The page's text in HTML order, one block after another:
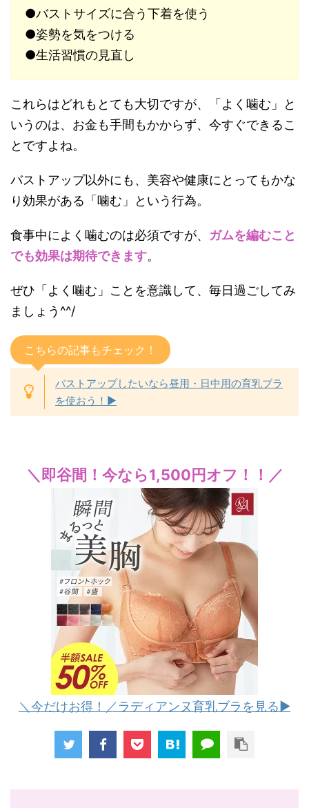
●バストサイズに合う下着を使う
●姿勢を気をつける
●生活習慣の見直し
これらはどれもとても大切ですが、「よく噛む」と
いうのは、お金も手間もかからず、今すぐできるこ
とですよね。
バストアップ以外にも、美容や健康にとってもかな
り効果がある「噛む」という行為。
食事中によく噛むのは必須ですが、 ガムを編むこと
でも効果は期待できます。
ぜひ「よく噛む」ことを意識して、毎日過ごしてみ
ましょう^^/
こちらの記事もチェック！
バストアップしたいなら昼用・日中用の育乳ブラ
を使おう！▶︎
＼即谷間！今なら1,500円オフ！！／
＼今だけお得！／ラディアンヌ育乳ブラを見る▶︎